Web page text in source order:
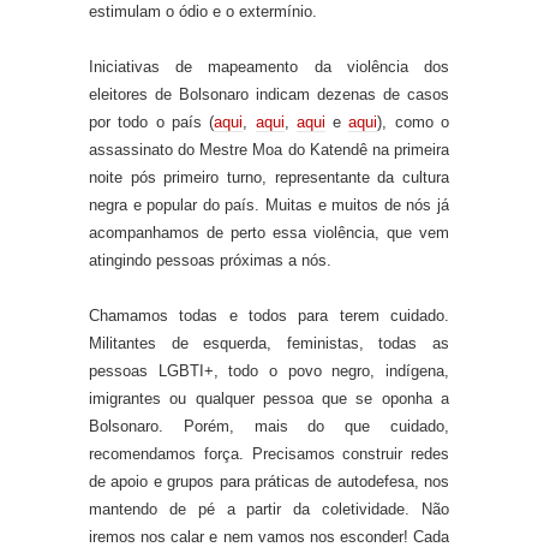
estimulam o ódio e o extermínio
Iniciativas de mapeamento da violência dos
eleitores de Bolsonaro indicam dezenas de casos
por todo o país (aqui aqui aqui eaqui) , como o
assassinato do Mestre Moa do Katendê na primeira
noite pós primeiro turno, representante da cultura
negra e popular do país . Muitas e muitos de nós já
acompanhamos de perto essa violência, que vem
atingindo pessoas próximas a nós.
Chamamos todas e todos para terem cuidado
Militantes de esquerda, feministas, todas as
pessoas LGBTI+, todo o povo negro, indígena,
imigrantes ou qualquer pessoa que se oponha a
Bolsonaro. Porém, mais do que cuidado,
recomendamos força.
Precisamos construir redes
de apoio egrupos para práticas de autodefesa, nos
mantendo de pé a partir da coletividade. Não
iremos nos calar e nem vamos nos esconder! Cada